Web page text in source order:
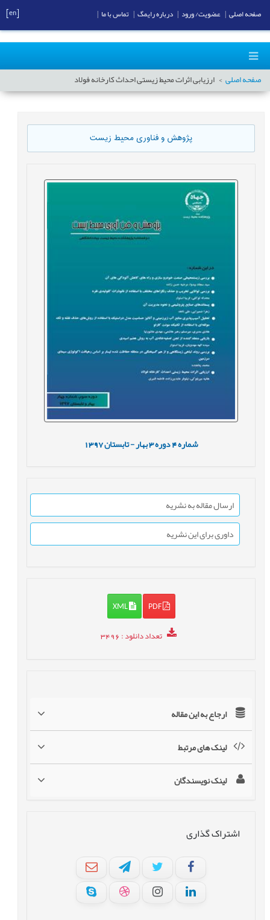
صفحه اصلی ارزیابی اثرات محیط زیستی احداث کارخانه فولاد
پژوهش و فناوری محیط زیست
شماره4 دوره3 بهار - تابستان1397
ارسال مقاله به نشریه
داوری برای این نشریه
PDF
XML
تعداد دانلود: 3496
ارجاع به این مقاله
لینک های مرتبط
لینک نویسندگان
اشتراک گذاری
صفحه اصلی عضویت/ ورود درباره رایمگ تماس با ما